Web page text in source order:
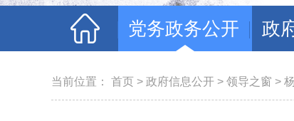
党务政务公开 政
当前位置： 首页 > 政府信息公开 > 领导之窗 >